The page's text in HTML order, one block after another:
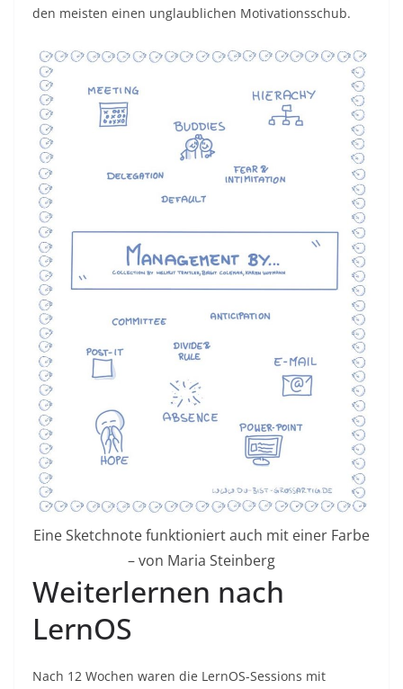
den meisten einen unglaublichen Motivationsschub.
Eine Sketchnote funktioniert auch mit einer Farbe
– von Maria Steinberg
Weiterlernen nach
LernOS
Nach 12 Wochen waren die LernOS-Sessions mit